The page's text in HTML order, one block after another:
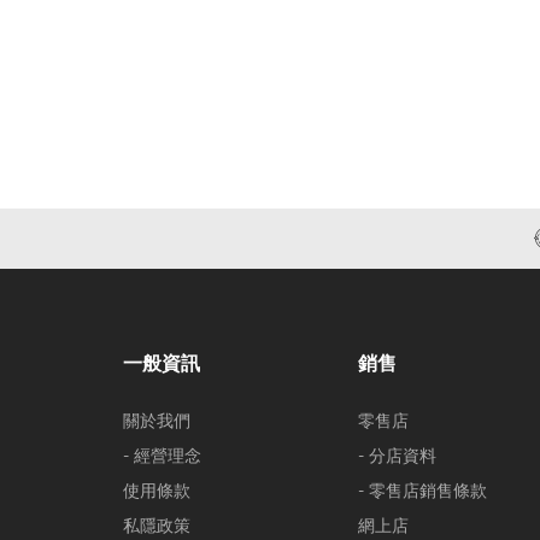
一般資訊
關於我們
- 經營理念
使用條款
私隱政策
銷售
零售店
- 分店資料
- 零售店銷售條款
網上店